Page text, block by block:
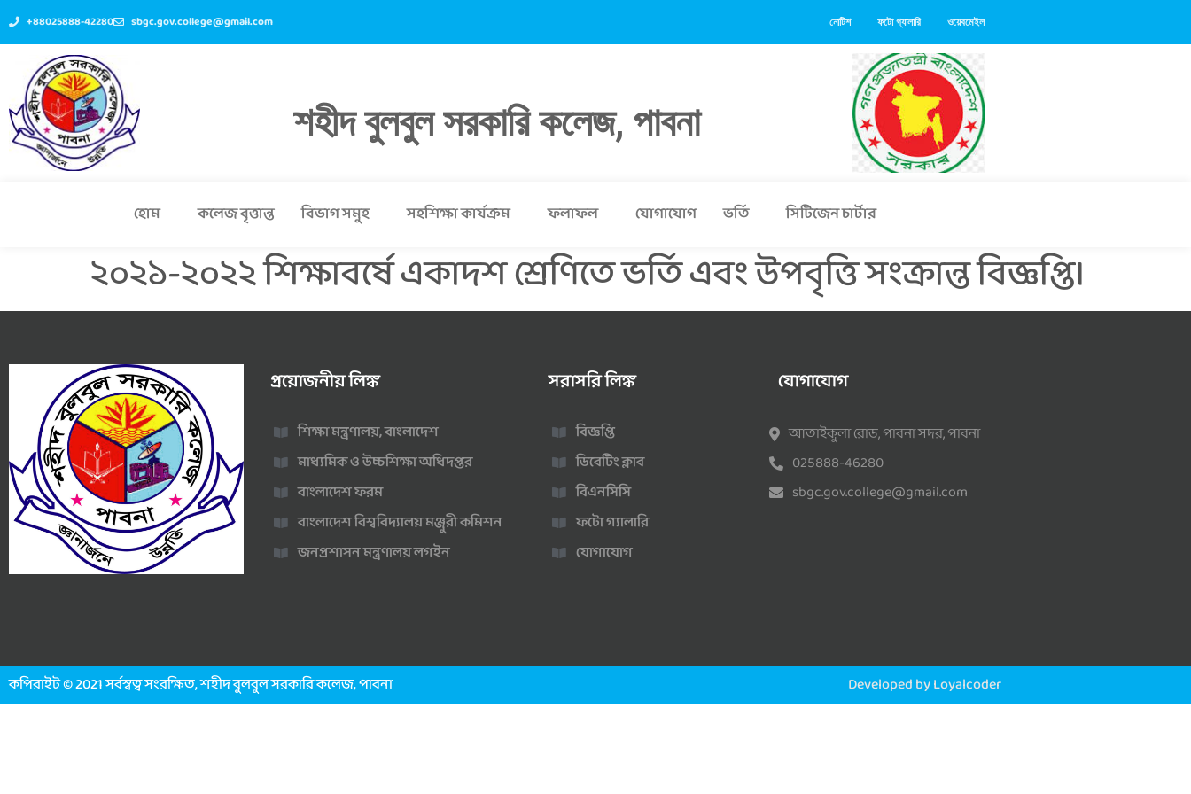
+88025888-42280 sbgc.gov.college@gmail.com নোটিশ ফটো গ্যালারি ওয়েবমেইল
শহীদ বুলবুল সরকারি কলেজ, পাবনা
হোম কলেজ বৃত্তান্ত বিভাগ সমুহ সহশিক্ষা কার্যক্রম ফলাফল যোগাযোগ ভর্তি সিটিজেন চার্টার
২০২১-২০২২ শিক্ষাবর্ষে একাদশ শ্রেণিতে ভর্তি এবং উপবৃত্তি সংক্রান্ত বিজ্ঞপ্তি।
প্রয়োজনীয় লিঙ্ক
শিক্ষা মন্ত্রণালয়, বাংলাদেশ
মাধ্যমিক ও উচ্চশিক্ষা অধিদপ্তর
বাংলাদেশ ফরম
বাংলাদেশ বিশ্ববিদ্যালয় মঞ্জুরী কমিশন
জনপ্রশাসন মন্ত্রণালয় লগইন
সরাসরি লিঙ্ক
বিজ্ঞপ্তি
ডিবেটিং ক্লাব
বিএনসিসি
ফটো গ্যালারি
যোগাযোগ
যোগাযোগ
আতাইকুলা রোড, পাবনা সদর, পাবনা
025888-46280
sbgc.gov.college@gmail.com
কপিরাইট © 2021 সর্বস্বত্ব সংরক্ষিত, শহীদ বুলবুল সরকারি কলেজ, পাবনা Developed by Loyalcoder